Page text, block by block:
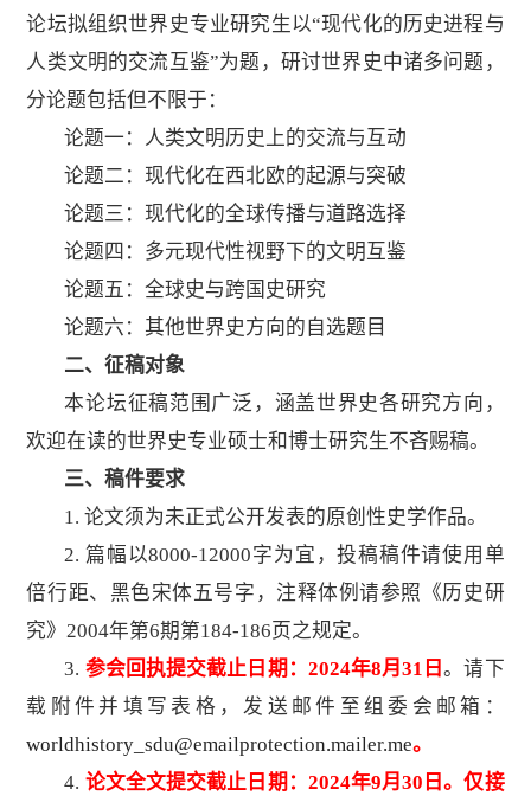
论坛拟组织世界史专业研究生以“现代化的历史进程与
人类文明的交流互鉴”为题，研讨世界史中诸多问题，
分论题包括但不限于：
论题一 ： 人类文明历史上的交流与互动
论题二 ：现代化在西北欧的起源与突破
论题三 ：现代化的全球传播与道路选择
论题四 ： 多元现代性视野下的文明互鉴
论题五 ：全球史与跨国史研究
论题六 ： 其他世界史方向的自选题目
二、征稿对象
本论坛征稿范围广泛，涵盖世界史各研究方向，
欢迎在读的世界史专业硕士和博士研究生不吝赐稿。
三、稿件要求
1. 论文须为未正式公开发表的原创性史学作品。
2. 篇幅以8000-12000字为宜，投稿稿件请使用单
倍行距、黑色宋体五号字，注释体例请参照《历史研
究》2004年第6期第184-186页之规定。
3. 参会回执提交截止日期： 2024年8月31日。请下
载附件并填写表格，发送邮件至组委会邮箱：
worldhistory_sdu@emailprotection.mailer.me。
4. 论文全文提交截止日期： 2024年9月30日。仅接